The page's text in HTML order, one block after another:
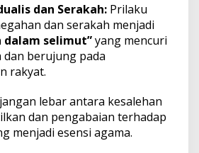
dan Serakah: Prilaku
dan serakah menjadi
dalam selimut”yang mencuri
berujung pada
rakyat.
lebar antara kesalehan
dan pengabaian terhadap
menjadi esensi agama.